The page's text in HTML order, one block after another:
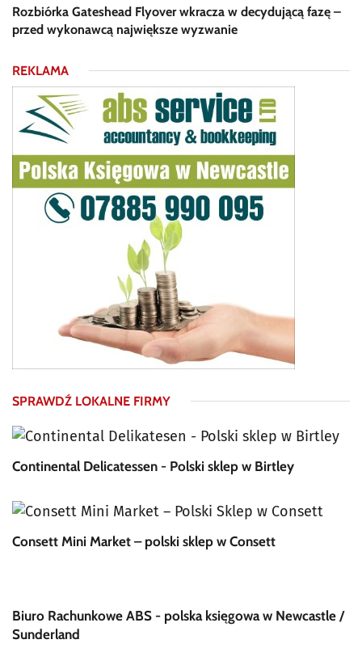
Rozbiórka Gateshead Flyover wkracza w decydującą fazę –
przed wykonawcą największe wyzwanie
REKLAMA
SPRAWDŹ LOKALNE FIRMY
Continental Delicatessen - Polski sklep w Birtley
Consett Mini Market – polski sklep w Consett
Biuro Rachunkowe ABS - polska księgowa w Newcastle /
Sunderland